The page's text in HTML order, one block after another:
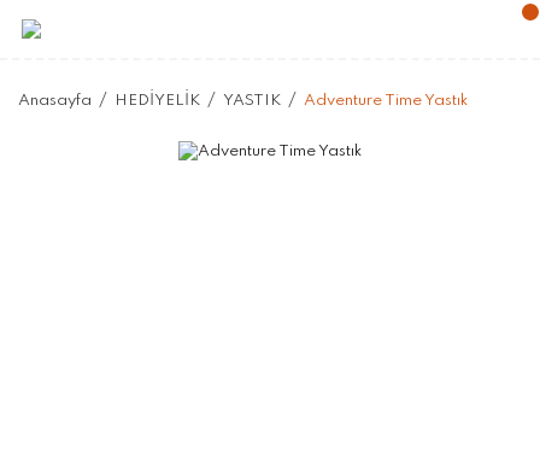
Anasayfa HEDİYELİK YASTIK Adventure Time Yastık